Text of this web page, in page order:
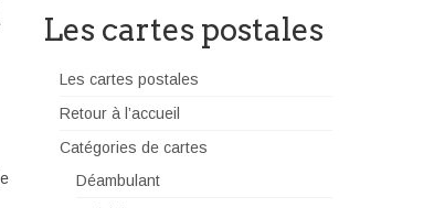
Les cartes postales
Les cartes postales
Retour à l’accueil
Catégories de cartes
Déambulant